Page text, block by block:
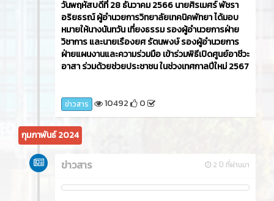
วันพฤหัสบดีที่ 28 ธันวาคม 2566 นายศิรเมศร์ พัชรา
อริยธรณ์ ผู้อำนวยการวิทยาลัยเทคนิคพัทยา ได้มอบ
หมายให้นางนันทวัน เที่ยงธรรม รองผู้อำนวยการฝ่าย
วิชาการ และนายเรืองยศ รัตนพงษ์ รองผู้อำนวยการ
ฝ่ายแผนงานและความร่วมมือ เข้าร่วมพิธีเปิดศูนย์อาชีวะ
อาสา ร่วมด้วยช่วยประชาชน ในช่วงเทศกาลปีใหม่ 2567
ข่าวสาร 10492 0
กุมภาพันธ์ 2024
2 ปี ที่ผ่านมา
ข่าวสาร